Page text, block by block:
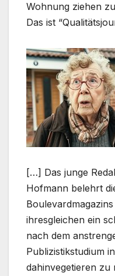
Wohnung ziehen
Das ist
[…] Das junge
Hofmann belehrt
ihresgleichen ein
nach dem
Publizistikstudium
dahinvegetieren zu